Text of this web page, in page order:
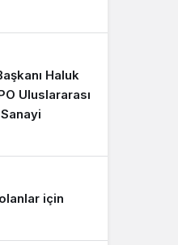
Haluk
Uluslararası
için